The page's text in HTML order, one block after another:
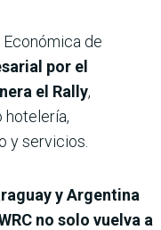
de
por el
el Rally,
y servicios.
y Argentina
no solo vuelva a